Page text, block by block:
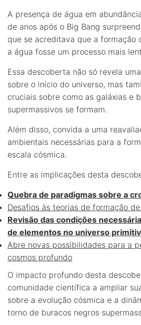
A presença de água em
de anos após o Big Bang
que se acreditava que a formação
a água fosse um processo mais
Essa descoberta não só revela
sobre o início do universo, mas
cruciais sobre como as galáxias e
supermassivos se formam.
Além disso, convida a uma
ambientais necessárias para a
escala cósmica.
Entre as implicações desta
Quebra de paradigmas sobre a
Desafios às teorias de formação
Revisão das condições
de elementos no universo
Abre novas possibilidades para a
cosmos profundo
O impacto profundo desta
comunidade científica a ampliar
sobre a evolução cósmica e a
torno de buracos negros